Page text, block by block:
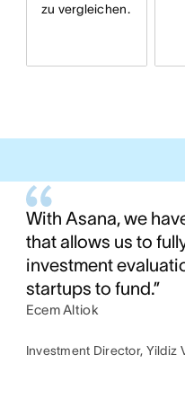
zu vergleichen.
With Asana, we
that allows us to
investment
startups to fund.”
Ecem Altiok
Investment Director, Yildiz